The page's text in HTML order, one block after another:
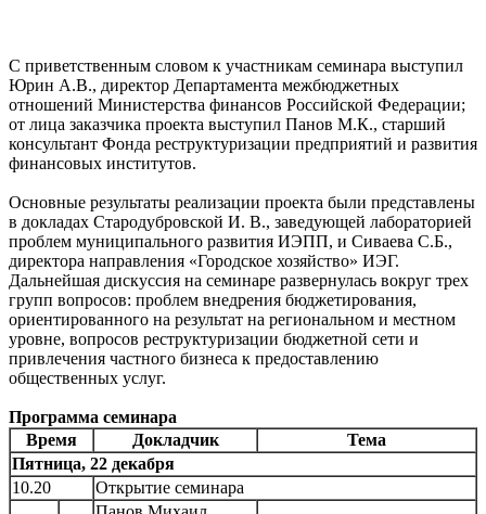
С приветственным словом к участникам семинара выступил
Юрин А.В., директор Департамента межбюджетных
отношений Министерства финансов Российской Федерации;
от лица заказчика проекта выступил Панов М.К., старший
консультант Фонда реструктуризации предприятий и развития
финансовых институтов.
Основные результаты реализации проекта были представлены
в докладах Стародубровской И. В., заведующей лабораторией
проблем муниципального развития ИЭПП, и Сиваева С.Б.,
директора направления «Городское хозяйство» ИЭГ.
Дальнейшая дискуссия на семинаре развернулась вокруг трех
групп вопросов: проблем внедрения бюджетирования,
ориентированного на результат на региональном и местном
уровне, вопросов реструктуризации бюджетной сети и
привлечения частного бизнеса к предоставлению
общественных услуг.
Программа семинара
Время
Докладчик
Тема
Пятница, 22 декабря
10.20
Открытие семинара